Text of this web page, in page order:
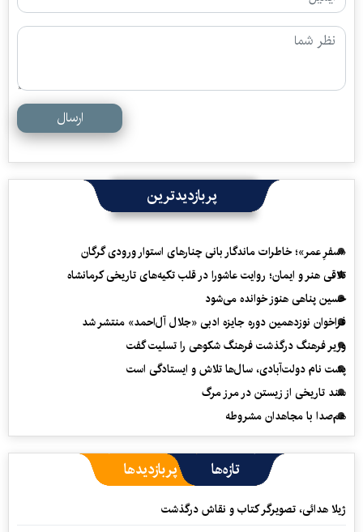
ارسال
پربازدیدترین
«سفرِ عمر»؛ خاطرات ماندگار بانی چنارهای استوار ورودی گرگان
تلاقی هنر و ایمان؛ روایت عاشورا در قلب تکیه‌های تاریخی کرمانشاه
حسین پناهی هنوز خوانده می‌شود
فراخوان نوزدهمین دوره جایزه ادبی «جلال آل‌احمد» منتشر شد
وزیر فرهنگ درگذشت فرهنگ شکوهی را تسلیت گفت
پشت نام دولت‌آبادی، سال‌ها تلاش و ایستادگی است
سند تاریخی از زیستن در مرز مرگ
هم‌صدا با مجاهدان مشروطه
تازه‌ها پربازدیدها
ژیلا هدائی، تصویرگر کتاب و نقاش درگذشت